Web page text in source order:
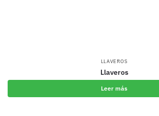
LLAVEROS
Llaveros
Leer más